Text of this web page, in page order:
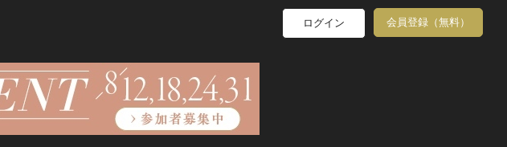
ログイン 会員登録（無料）